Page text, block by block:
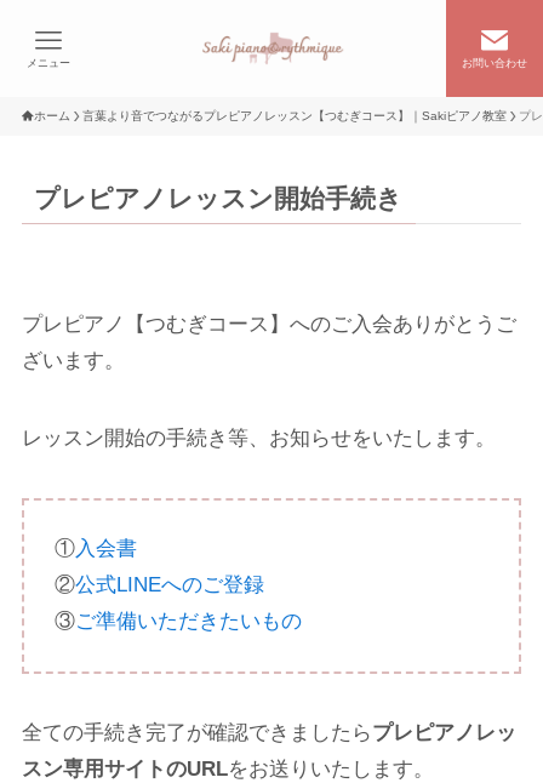
お問い合わせ
メニュー
ホーム 言葉より音でつながるプレピアノレッスン【つむぎコース】｜Sakiピアノ教室 プ
プレピアノレッスン開始手続き
プレピアノ【つむぎコース】へのご入会ありがとうご
ざいます。
レッスン開始の手続き等、お知らせをいたします。
①入会書
②公式LINEへのご登録
③ご準備いただきたいもの
全ての手続き完了が確認できましたらプレピアノレッ
スン専用サイトのURLをお送りいたします。